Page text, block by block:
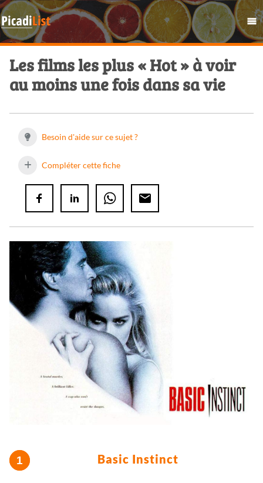
Les films les plus « Hot » à voir
au moins une fois dans sa vie
Besoin d'aide sur ce sujet ?
Compléter cette fiche
Basic Instinct